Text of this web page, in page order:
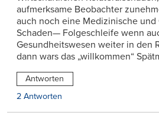
aufmerksame Beobachter
auch noch eine Medizinische
Schaden— Folgeschleife wenn
Gesundheitswesen weiter in den
dann wars das „willkommen“
Antworten
2 Antworten